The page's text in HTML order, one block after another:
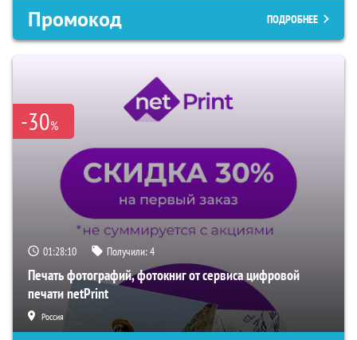
Промокод ПОДРОБНЕЕ
-30%
01:28:09 Получили:4
Печать фотографий, фотокниг от сервиса цифровой
печати netPrint
Россия